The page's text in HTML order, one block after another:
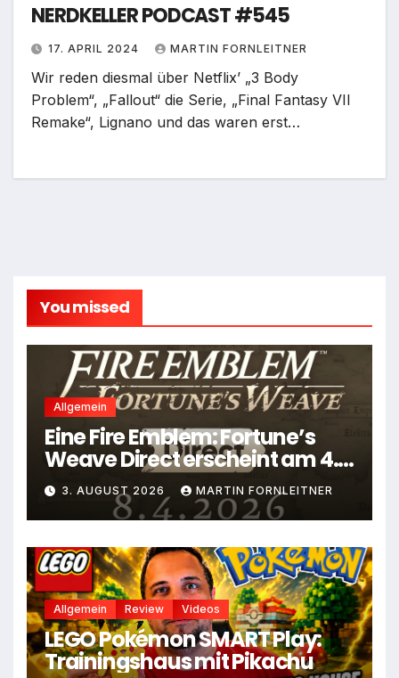
NERDKELLER PODCAST #545
17. APRIL 2024 MARTIN FORNLEITNER
Wir reden diesmal über Netflix’ „3 Body
Problem“, „Fallout“ die Serie, „Final Fantasy VII
Remake“, Lignano und das waren erst…
You missed
Allgemein
Eine Fire Emblem: Fortune’s
Weave Direct erscheint am 4.
August
3. AUGUST 2026 MARTIN FORNLEITNER
Allgemein Review Videos
LEGO Pokémon SMART Play:
Trainingshaus mit Pikachu